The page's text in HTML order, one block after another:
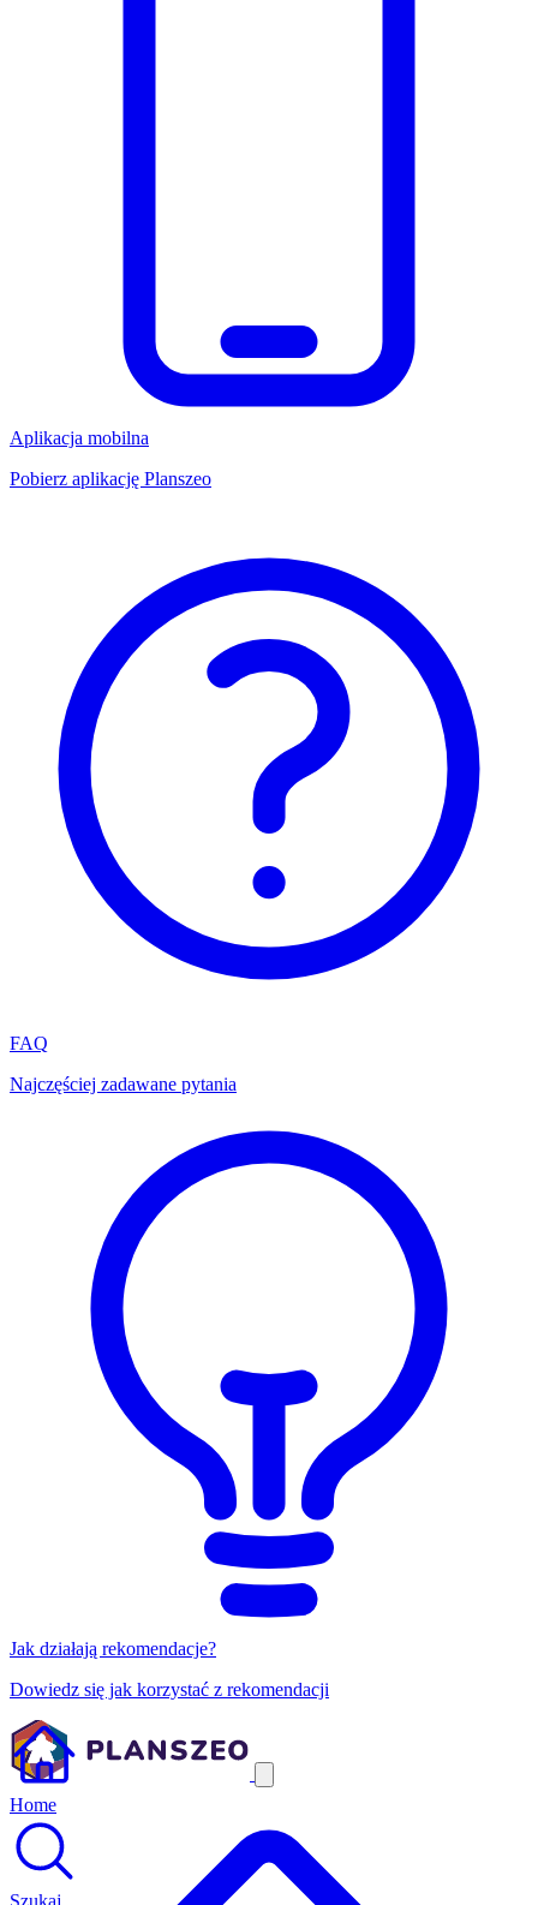
Aplikacja mobilna
Pobierz aplikację Planszeo
FAQ
Najczęściej zadawane pytania
Jak działają rekomendacje?
Dowiedz się jak korzystać z rekomendacji
Home
Szukaj